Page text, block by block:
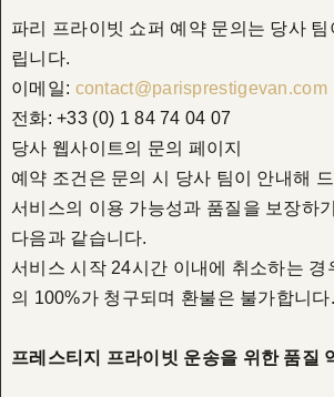
파리 프라이빗 쇼퍼 예약 문의는 당사
립니다.
이메일: contact@parisprestigevan.com
전화: +33 (0) 1 84 74 04 07
당사 웹사이트의 문의 페이지
예약 조건은 문의 시 당사 팀이 안내해
서비스의 이용 가능성과 품질을 보장하
다음과 같습니다.
서비스 시작 24시간 이내에 취소하는 경
의 100%가 청구되며 환불은 불가합니다.
프레스티지 프라이빗 운송을 위한 품질